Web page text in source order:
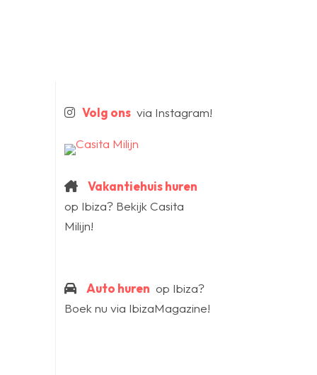
Volg onsvia Instagram!
Vakantiehuis huren
op Ibiza? Bekijk Casita
Milijn!
Auto huren op Ibiza?
Boek nu via IbizaMagazine!